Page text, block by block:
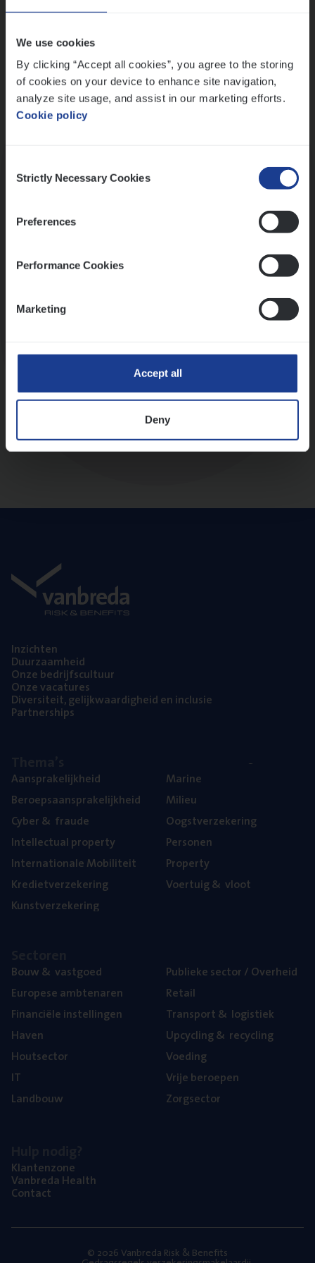
We use cookies
By clicking “Accept all cookies”, you agree to the storing
of cookies on your device to enhance site navigation,
analyze site usage, and assist in our marketing efforts.
Cookie policy
Selection
Strictly Necessary Cookies
Preferences
Performance Cookies
Marketing
Accept all
Deny
Inzich­ten
Duur­zaam­heid
Onze bedrijfs­cul­tuur
Onze vaca­tu­res
Diver­si­teit, gelijk­waar­dig­heid en inclusie
Part­ner­ships
Aan­spra­ke­lijk­heid
Beroeps­aan­spra­ke­lijk­heid
Cyber& fraude
Intel­lec­tu­al property
Inter­na­ti­o­na­le Mobiliteit
Kre­diet­ver­ze­ke­ring
Kunst­ver­ze­ke­ring
Mari­ne
Mili­eu
Oogst­ver­ze­ke­ring
Per­so­nen
Pro­per­ty
Voer­tuig& vloot
Bouw& vastgoed
Euro­pe­se ambtenaren
Finan­ci­ë­le instellingen
Haven
Hout­sec­tor
IT
Land­bouw
Publie­ke sec­tor / Overheid
Retail
Trans­port& logistiek
Upcy­cling& recycling
Voe­ding
Vrije beroe­pen
Zorg­sec­tor
Klan­ten­zo­ne
Van­b­re­da Health
Con­tact
© 2026 Vanbreda Risk & Benefits